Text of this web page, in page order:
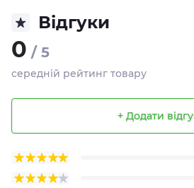
Відгуки
0 / 5
середній рейтинг товару
+ Додати